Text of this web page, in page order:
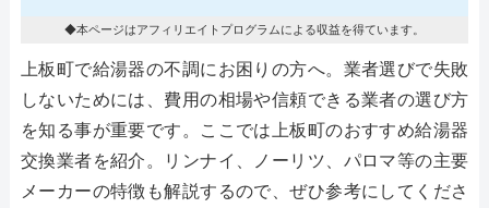
◆本ページはアフィリエイトプログラムによる収益を得ています。
上板町で給湯器の不調にお困りの方へ。業者選びで失敗
しないためには、費用の相場や信頼できる業者の選び方
を知る事が重要です。ここでは上板町のおすすめ給湯器
交換業者を紹介。リンナイ、ノーリツ、パロマ等の主要
メーカーの特徴も解説するので、ぜひ参考にしてくださ